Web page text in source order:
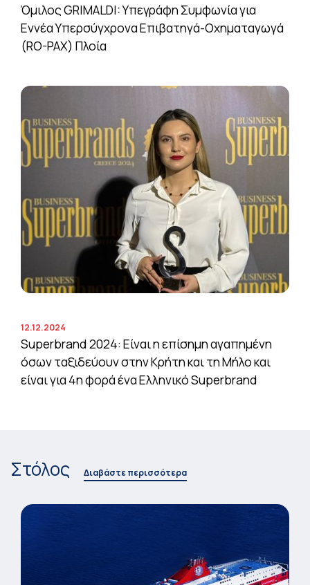
Όμιλος GRIMALDI: Υπεγράφη Συμφωνία για
Εννέα Υπερσύγχρονα Επιβατηγά-Οχηματαγωγά
(RO-PAX) Πλοία
12.12.2024
Superbrand 2024: Είναι η επίσημη αγαπημένη
όσων ταξιδεύουν στην Κρήτη και τη Μήλο και
είναι για 4η φορά ένα Ελληνικό Superbrand
Στόλος Διαβάστε περισσότερα